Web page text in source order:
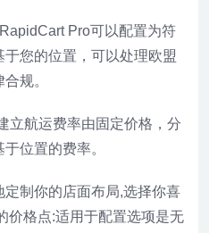
Pro可以配置为符
您的位置，可以处理欧盟
规。
立航运费率由固定价格，分
位置的费率。
制你的店面布局,选择你喜
价格点:适用于配置选项是无